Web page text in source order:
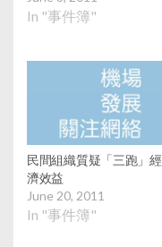
In "事件簿"
民間組織質疑「三跑」經
濟效益
June 20, 2011
In "事件簿"